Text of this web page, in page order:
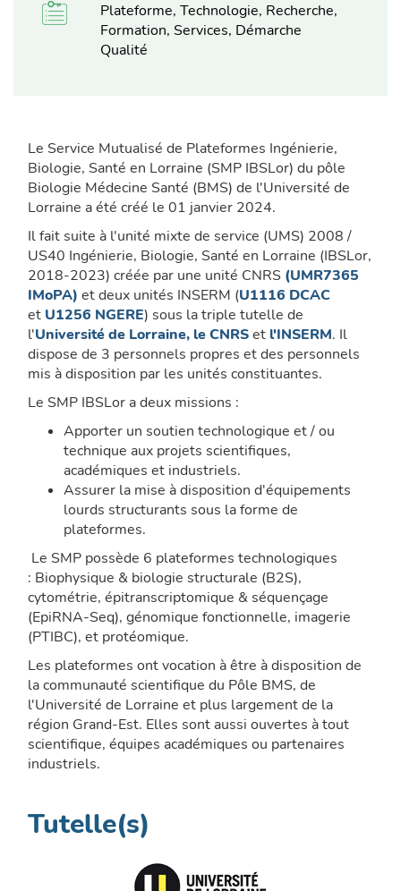
Plateforme, Technologie, Recherche,
Formation, Services, Démarche
Qualité
Le Service Mutualisé de Plateformes Ingénierie,
Biologie, Santé en Lorraine (SMP IBSLor) du pôle
Biologie Médecine Santé (BMS) de l'Université de
Lorraine a été créé le 01 janvier 2024.
Il fait suite à l'unité mixte de service (UMS) 2008 /
US40 Ingénierie, Biologie, Santé en Lorraine (IBSLor,
2018-2023) créée par une unité CNRS (UMR7365
IMoPA) et deux unités INSERM (U1116 DCAC
et U1256 NGERE) sous la triple tutelle de
l'Université de Lorraine, le CNRSet l'INSERM. Il
dispose de 3 personnels propres et des personnels
mis à disposition par les unités constituantes.
Le SMP IBSLor a deux missions :
Apporter un soutien technologique et / ou
technique aux projets scientifiques,
académiques et industriels.
Assurer la mise à disposition d'équipements
lourds structurants sous la forme de
plateformes.
Le SMP possède 6 plateformes technologiques
: Biophysique & biologie structurale (B2S),
cytométrie, épitranscriptomique & séquençage
(EpiRNA-Seq), génomique fonctionnelle, imagerie
(PTIBC), et protéomique.
Les plateformes ont vocation à être à disposition de
la communauté scientifique du Pôle BMS, de
l'Université de Lorraine et plus largement de la
région Grand-Est. Elles sont aussi ouvertes à tout
scientifique, équipes académiques ou partenaires
industriels.
Tutelle(s)